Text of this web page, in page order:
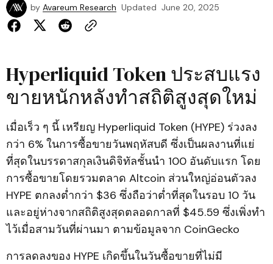
by Avareum Research Updated June 20, 2025
Hyperliquid Token ประสบแรง
ขายหนักหลังทำสถิติสูงสุดใหม่
เมื่อเร็ว ๆ นี้ เหรียญ Hyperliquid Token (HYPE) ร่วงลง
กว่า 6% ในการซื้อขายวันพฤหัสบดี ซึ่งเป็นผลงานที่แย่
ที่สุดในบรรดาสกุลเงินดิจิทัลชั้นนำ 100 อันดับแรก โดย
การซื้อขายโดยรวมตลาด Altcoin ส่วนใหญ่อ่อนตัวลง
HYPE ตกลงต่ำกว่า $36 ซึ่งถือว่าต่ำที่สุดในรอบ 10 วัน
และอยู่ห่างจากสถิติสูงสุดตลอดกาลที่ $45.59 ซึ่งเพิ่งทำ
ไว้เมื่อสามวันที่ผ่านมา ตามข้อมูลจาก CoinGecko
การลดลงของ HYPE เกิดขึ้นในวันซื้อขายที่ไม่มี